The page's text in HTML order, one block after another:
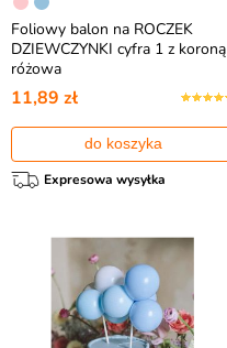
Foliowy balon na ROCZEK
DZIEWCZYNKI cyfra 1 z koroną
różowa
11,89 zł
do koszyka
Expresowa wysyłka